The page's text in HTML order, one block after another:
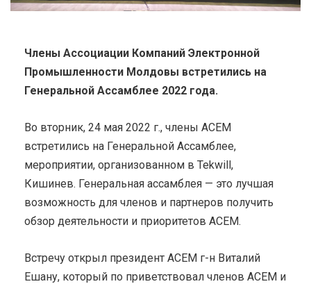
Члены Ассоциации Компаний Электронной
Промышленности Молдовы встретились на
Генеральной Ассамблее 2022 года.
Во вторник, 24 мая 2022 г., члены ACEM
встретились на Генеральной Ассамблее,
мероприятии, организованном в Tekwill,
Кишинев. Генеральная ассамблея — это лучшая
возможность для членов и партнеров получить
обзор деятельности и приоритетов ACEM.
Встречу открыл президент ACEM г-н Виталий
Ешану, который по приветствовал членов ACEM и